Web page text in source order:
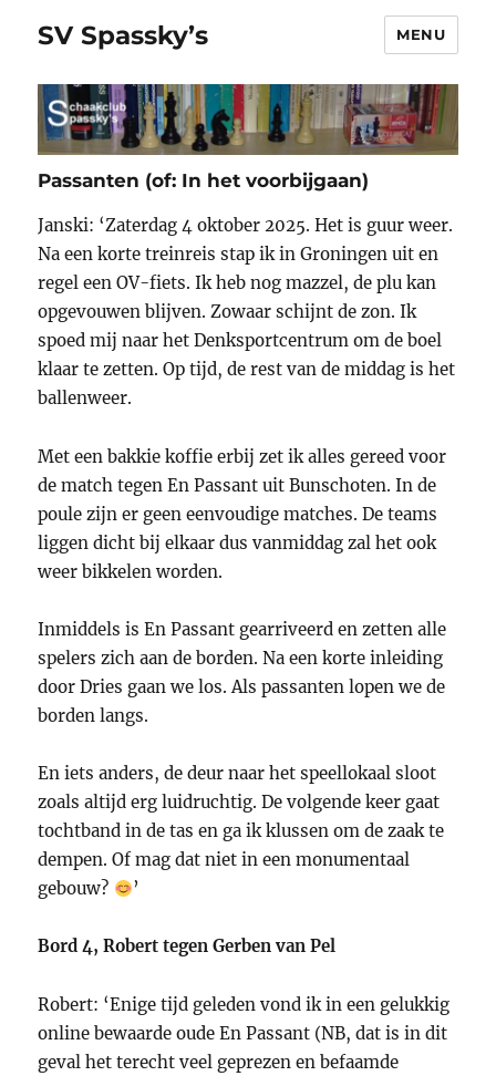
SV Spassky’s MENU
Passanten (of: In het voorbijgaan)
Janski: ‘Zaterdag 4 oktober 2025. Het is guur weer.
Na een korte treinreis stap ik in Groningen uit en
regel een OV-fiets. Ik heb nog mazzel, de plu kan
opgevouwen blijven. Zowaar schijnt de zon. Ik
spoed mij naar het Denksportcentrum om de boel
klaar te zetten. Op tijd, de rest van de middag is het
ballenweer.
Met een bakkie koffie erbij zet ik alles gereed voor
de match tegen En Passant uit Bunschoten. In de
poule zijn er geen eenvoudige matches. De teams
liggen dicht bij elkaar dus vanmiddag zal het ook
weer bikkelen worden.
Inmiddels is En Passant gearriveerd en zetten alle
spelers zich aan de borden. Na een korte inleiding
door Dries gaan we los. Als passanten lopen we de
borden langs.
En iets anders, de deur naar het speellokaal sloot
zoals altijd erg luidruchtig. De volgende keer gaat
tochtband in de tas en ga ik klussen om de zaak te
dempen. Of mag dat niet in een monumentaal
gebouw?
’
Bord 4, Robert tegen Gerben van Pel
Robert: ‘Enige tijd geleden vond ik in een gelukkig
online bewaarde oude En Passant (NB, dat is in dit
geval het terecht veel geprezen en befaamde